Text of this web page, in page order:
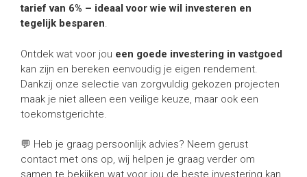
tarief van 6% – ideaal voor wie wil investeren en
tegelijk besparen.
Ontdek wat voor jou een goede investering in vastgoed
kan zijn en bereken eenvoudig je eigen rendement.
Dankzij onze selectie van zorgvuldig gekozen projecten
maak je niet alleen een veilige keuze, maar ook een
toekomstgerichte.
💬 Heb je graag persoonlijk advies? Neem gerust
contact met ons op, wij helpen je graag verder om
samen te bekijken wat voor jou de beste investering kan